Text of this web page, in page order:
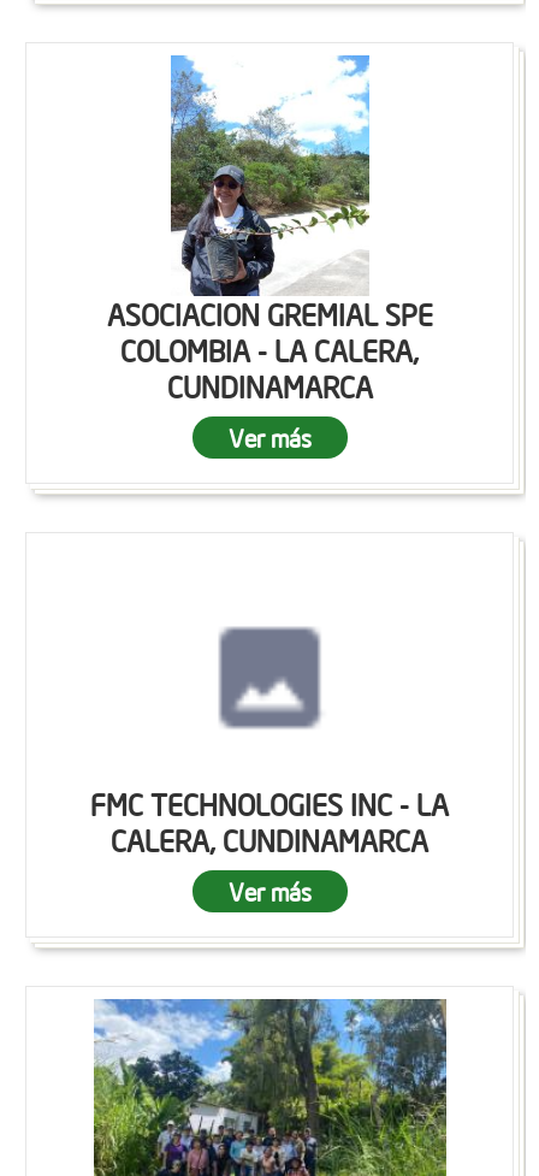
ASOCIACION GREMIAL SPE
COLOMBIA - LA CALERA,
CUNDINAMARCA
Ver más
FMC TECHNOLOGIES INC - LA
CALERA, CUNDINAMARCA
Ver más